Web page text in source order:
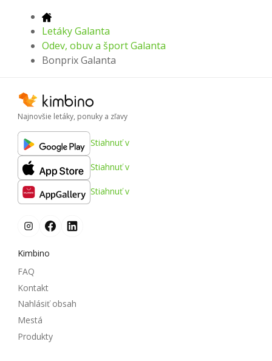
Letáky Galanta
Odev, obuv a šport Galanta
Bonprix Galanta
Najnovšie letáky, ponuky a zľavy
Stiahnuť v
Stiahnuť v
Stiahnuť v
Kimbino
FAQ
Kontakt
Nahlásiť obsah
Mestá
Produkty